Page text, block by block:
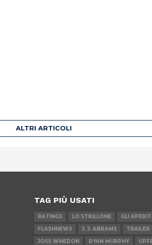
ALTRI ARTICOLI
TAG PIÙ USATI
RATINGS LO STRILLONE GLI
FLASHNEWS
J. J. ABRAMS TRAILER
JOSS WHEDON
RYAN MURPHY